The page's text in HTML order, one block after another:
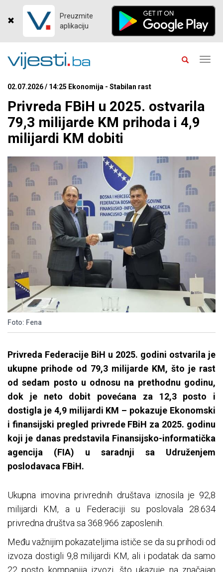
Preuzmite
aplikaciju
02.07.2026 / 14:25 Ekonomija - Stabilan rast
Privreda FBiH u 2025. ostvarila
79,3 milijarde KM prihoda i 4,9
milijardi KM dobiti
Foto: Fena
Privreda Federacije BiH u 2025. godini ostvarila je
ukupne prihode od 79,3 milijarde KM, što je rast
od sedam posto u odnosu na prethodnu godinu,
dok je neto dobit povećana za 12,3 posto i
dostigla je 4,9 milijardi KM – pokazuje Ekonomski
i finansijski pregled privrede FBiH za 2025. godinu
koji je danas predstavila Finansijsko-informatička
agencija (FIA) u saradnji sa Udruženjem
poslodavaca FBiH.
Ukupna imovina privrednih društava iznosila je 92,8
milijardi KM, a u Federaciji su poslovala 28.634
privredna društva sa 368.966 zaposlenih.
Među važnijim pokazateljima ističe se da su prihodi od
izvoza dostigli 9,8 milijardi KM, ali i podatak da samo
22 posto kompanija izvozi, što ukazuje na značajan